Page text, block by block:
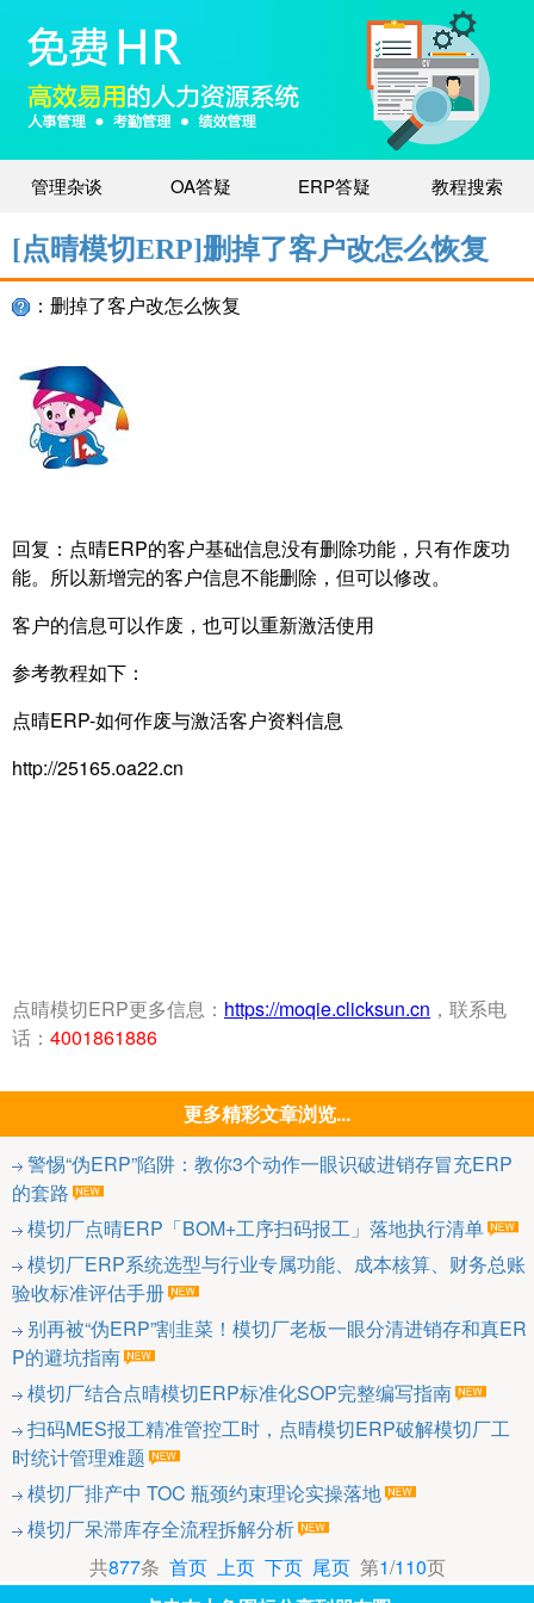
管理杂谈 OA答疑 ERP答疑 教程搜索
[点晴模切ERP]删掉了客户改怎么恢复
：删掉了客户改怎么恢复
回复：点晴ERP的客户基础信息没有删除功能，只有作废功
能。所以新增完的客户信息不能删除，但可以修改。
客户的信息可以作废，也可以重新激活使用
参考教程如下：
点晴ERP-如何作废与激活客户资料信息
http://25165.oa22.cn
点晴模切ERP更多信息： https://moqie.clicksun.cn ，联系电
话： 4001861886
更多精彩文章浏览...
警惕“伪ERP”陷阱：教你3个动作一眼识破进销存冒充ERP
的套路
模切厂点晴ERP「BOM+工序扫码报工」落地执行清单
模切厂ERP系统选型与行业专属功能、成本核算、财务总账
验收标准评估手册
别再被“伪ERP”割韭菜！模切厂老板一眼分清进销存和真ER
P的避坑指南
模切厂结合点晴模切ERP标准化SOP完整编写指南
扫码MES报工精准管控工时，点晴模切ERP破解模切厂工
时统计管理难题
模切厂排产中 TOC 瓶颈约束理论实操落地
模切厂呆滞库存全流程拆解分析
共877条 首页 上页 下页 尾页第1/110页